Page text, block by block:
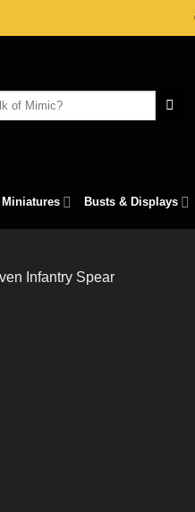
Miniatures Busts & Displays